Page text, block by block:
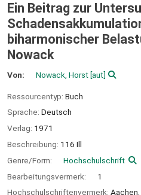
Ein Beitrag zur
biharmonischer
Nowack
Von: Nowack, Horst[aut]
Ressourcentyp: Buch
Sprache: Deutsch
Verlag: 1971
Beschreibung: 116 Ill
Genre/Form:
Hochschulschrift
Bearbeitungsvermerk:
1
Hochschulschriftenvermerk: